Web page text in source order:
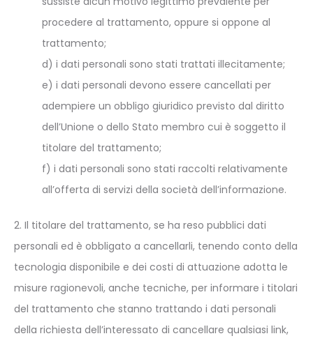
procedere al trattamento, oppure si oppone al
trattamento;
d) i dati personali sono stati trattati illecitamente;
e) i dati personali devono essere cancellati per
adempiere un obbligo giuridico previsto dal diritto
dell’Unione o dello Stato membro cui è soggetto il
titolare del trattamento;
f) i dati personali sono stati raccolti relativamente
all’offerta di servizi della società dell’informazione.
2. Il titolare del trattamento, se ha reso pubblici dati
personali ed è obbligato a cancellarli, tenendo conto della
tecnologia disponibile e dei costi di attuazione adotta le
misure ragionevoli, anche tecniche, per informare i titolari
del trattamento che stanno trattando i dati personali
della richiesta dell’interessato di cancellare qualsiasi link,